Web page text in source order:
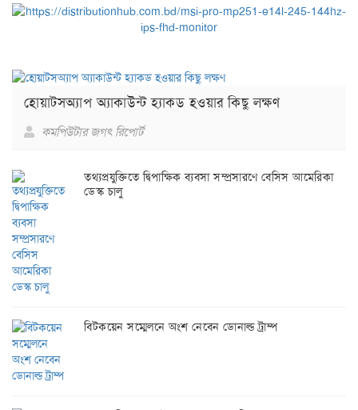
হোয়াটসঅ্যাপ অ্যাকাউন্ট হ্যাকড হওয়ার কিছু লক্ষণ
কমপিউটার জগৎ রিপোর্ট
তথ্যপ্রযুক্তিতে দ্বিপাক্ষিক ব্যবসা সম্প্রসারণে বেসিস আমেরিকা
ডেস্ক চালু
বিটকয়েন সম্মেলনে অংশ নেবেন ডোনাল্ড ট্রাম্প